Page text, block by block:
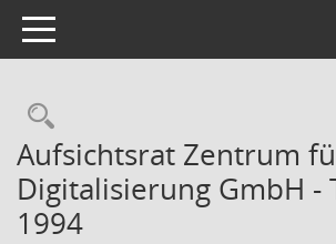
Toggle navigation
Rechercheauswahl
Aufsichtsrat Zentrum
Digitalisierung GmbH -
1994